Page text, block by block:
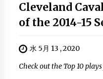
Cleveland
of the 2014-15
水 5月 13 , 2020
Check out the Top 10